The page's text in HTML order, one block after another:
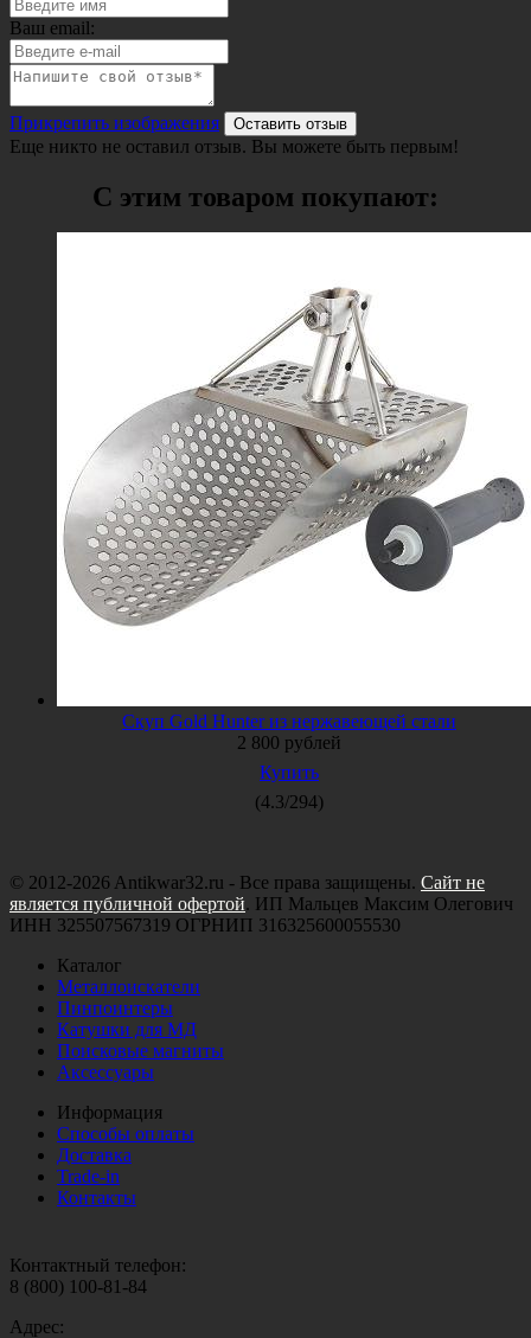
Ваш email:
Прикрепить изображения Оставить отзыв
Еще никто не оставил отзыв. Вы можете быть первым!
С этим товаром покупают:
Скуп Gold Hunter из нержавеющей стали
2 800 рублей
Купить
(4.3/294)
© 2012-2026 Antikwar32.ru - Все права защищены. Сайт не
является публичной офертой. ИП Мальцев Максим Олегович
ИНН 325507567319 ОГРНИП 316325600055530
Каталог
Металлоискатели
Пинпоинтеры
Катушки для МД
Поисковые магниты
Аксессуары
Информация
Способы оплаты
Доставка
Trade-in
Контакты
Контактный телефон:
8 (800) 100-81-84
Адрес: